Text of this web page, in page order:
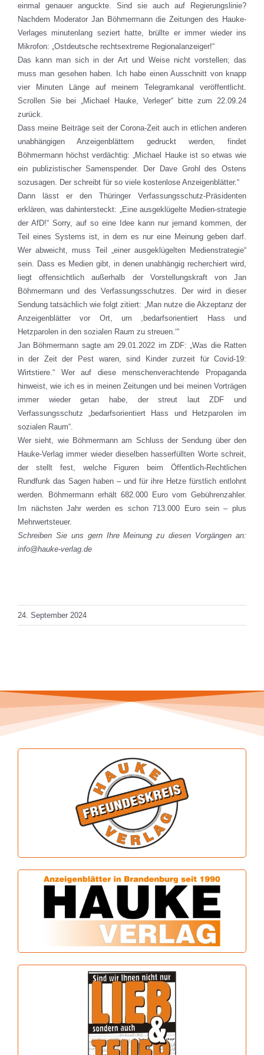
einmal genauer anguckte. Sind sie auch auf Regierungslinie?
Nachdem Moderator Jan Böhmermann die Zeitungen des Hauke-
Verlages minutenlang seziert hatte, brüllte er immer wieder ins
Mikrofon: „Ostdeutsche rechtsextreme Regionalanzeiger!“
Das kann man sich in der Art und Weise nicht vorstellen; das
muss man gesehen haben. Ich habe einen Ausschnitt von knapp
vier Minuten Länge auf meinem Telegramkanal veröffentlicht.
Scrollen Sie bei „Michael Hauke, Verleger“ bitte zum 22.09.24
zurück.
Dass meine Beiträge seit der Corona-Zeit auch in etlichen anderen
unabhängigen Anzeigenblättern gedruckt werden, findet
Böhmermann höchst verdächtig: „Michael Hauke ist so etwas wie
ein publizistischer Samenspender. Der Dave Grohl des Ostens
sozusagen. Der schreibt für so viele kostenlose Anzeigenblätter.“
Dann lässt er den Thüringer Verfassungsschutz-Präsidenten
erklären, was dahintersteckt: „Eine ausgeklügelte Medien-strategie
der AfD!“ Sorry, auf so eine Idee kann nur jemand kommen, der
Teil eines Systems ist, in dem es nur eine Meinung geben darf.
Wer abweicht, muss Teil „einer ausgeklügelten Medienstrategie“
sein. Dass es Medien gibt, in denen unabhängig recherchiert wird,
liegt offensichtlich außerhalb der Vorstellungskraft von Jan
Böhmermann und des Verfassungsschutzes. Der wird in dieser
Sendung tatsächlich wie folgt zitiert: „Man nutze die Akzeptanz der
Anzeigenblätter vor Ort, um ,bedarfsorientiert Hass und
Hetzparolen in den sozialen Raum zu streuen.‘“
Jan Böhmermann sagte am 29.01.2022 im ZDF: „Was die Ratten
in der Zeit der Pest waren, sind Kinder zurzeit für Covid-19:
Wirtstiere.“ Wer auf diese menschenverachtende Propaganda
hinweist, wie ich es in meinen Zeitungen und bei meinen Vorträgen
immer wieder getan habe, der streut laut ZDF und
Verfassungsschutz „bedarfsorientiert Hass und Hetzparolen im
sozialen Raum“.
Wer sieht, wie Böhmermann am Schluss der Sendung über den
Hauke-Verlag immer wieder dieselben hasserfüllten Worte schreit,
der stellt fest, welche Figuren beim Öffentlich-Rechtlichen
Rundfunk das Sagen haben – und für ihre Hetze fürstlich entlohnt
werden. Böhmermann erhält 682.000 Euro vom Gebührenzahler.
Im nächsten Jahr werden es schon 713.000 Euro sein – plus
Mehrwertsteuer.
Schreiben Sie uns gern Ihre Meinung zu diesen Vorgängen an:
info@hauke-verlag.de
24. September 2024